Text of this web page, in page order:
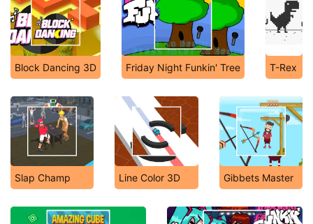
Block Dancing 3D Friday Night Funkin' Tree T-Rex
Slap Champ Line Color 3D Gibbets Master